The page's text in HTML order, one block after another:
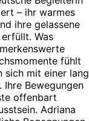
– ihr warmes
ihre gelassene
Was
fühlt
sich mit einer lang
Bewegungen
offenbart
Adriana